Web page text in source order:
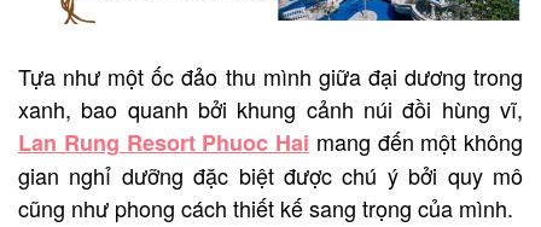
Tựa như một ốc đảo thu mình giữa đại dương trong
xanh, bao quanh bởi khung cảnh núi đồi hùng vĩ,
Lan Rung Resort Phuoc Hai mang đến một không
gian nghỉ dưỡng đặc biệt được chú ý bởi quy mô
cũng như phong cách thiết kế sang trọng của mình.